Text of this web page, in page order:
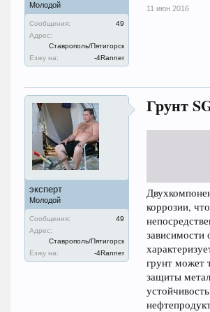
Молодой
Сообщения:
49
Адрес:
Ставрополь/Пятигорск
Езжу на:
-4Ranner
11 июн 2016
эксперт
Молодой
Сообщения:
49
Адрес:
Ставрополь/Пятигорск
Езжу на:
-4Ranner
Грунт
коррозии,
зависимости
грунт может
защиты